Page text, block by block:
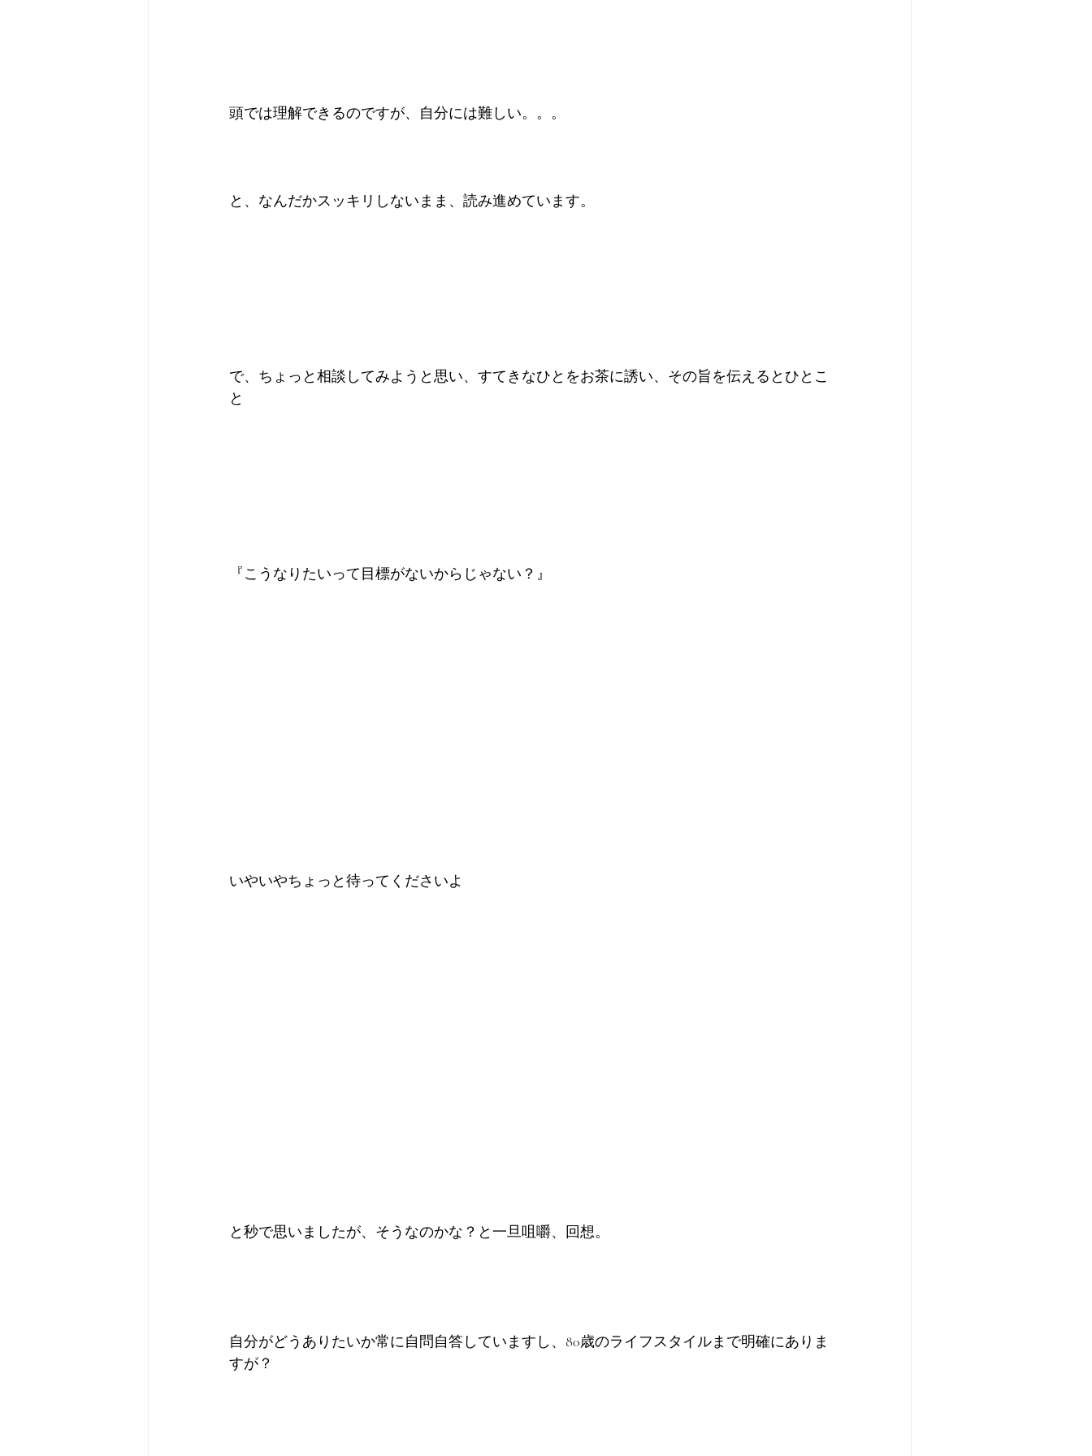
頭では理解できるのですが、自分には難しい。。。
と、なんだかスッキリしないまま、読み進めています。
で、ちょっと相談してみようと思い、すてきなひとをお茶に誘い、その旨を伝えるとひとこ
と
『こうなりたいって目標がないからじゃない？』
いやいやちょっと待ってくださいよ
と秒で思いましたが、そうなのかな？と一旦咀嚼、回想。
自分がどうありたいか常に自問自答していますし、80歳のライフスタイルまで明確にありま
すが？